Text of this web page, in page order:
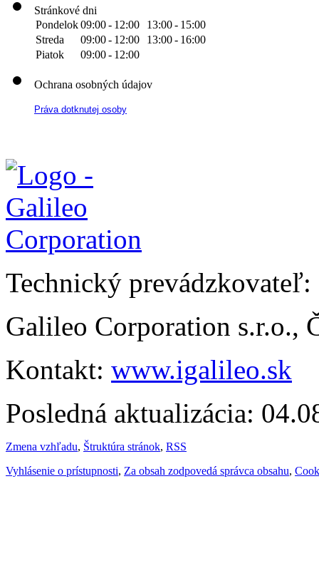
Stránkové dni
Pondelok09:00- 12:00 13:00- 15:00
Streda
09:00- 12:00 13:00- 16:00
Piatok
09:00- 12:00
Ochrana osobných údajov
Práva dotknutej osoby
Technický prevádzkovateľ:
Galileo Corporation s.r.o.,
Kontakt: www.igalileo.sk
Posledná aktualizácia:
Zmena vzhľadu, Štruktúra stránok, RSS
Vyhlásenie o prístupnosti, Za obsah zodpovedá správca obsahu,